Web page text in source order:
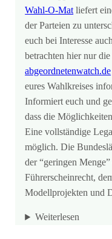
Wahl-O-Matliefert
der Parteien zu
euch bei Interesse
betrachten hier nur
abgeordnetenwatch.de
eures Wahlkreises
Informiert euch und
dass die
Eine vollständige
möglich. Die
der “geringen
Führerscheinrecht,
Modellprojekten und
Weiterlesen